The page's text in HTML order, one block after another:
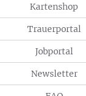
Kartenshop
Trauerportal
Jobportal
Newsletter